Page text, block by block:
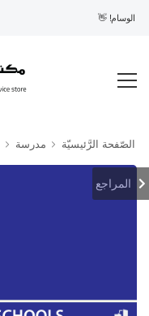
الوسام! 👋
الصّفحة الرَّئيسيّة مدرسة
المراجع